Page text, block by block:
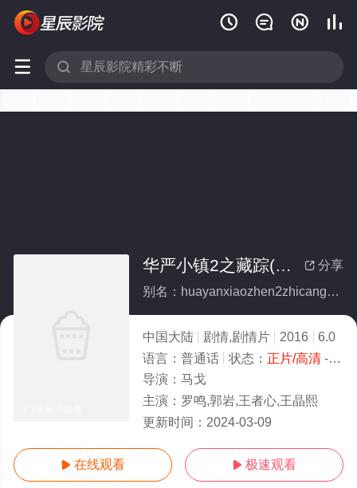
   
 
 分享
华严小镇2之藏踪(全集)
别名：huayanxiaozhen2zhicangzong
中国大陆 剧情,剧情片 2016
6.0
语言： 普通话 状态： 正片/高清- 免费在线观看
导演： 马戈
主演： 罗鸣,郭岩,王者心,王晶熙
更新时间： 2024-03-09
 在线观看  极速观看